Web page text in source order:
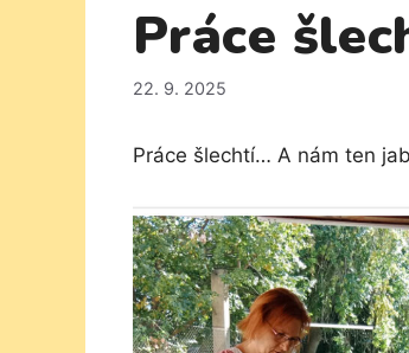
Práce
22. 9. 2025
Práce šlechtí… A nám ten